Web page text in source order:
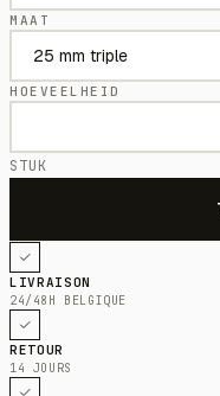
MAAT
HOEVEELHEID
STUK
LIVRAISON
24/48H BELGIQUE
RETOUR
14 JOURS